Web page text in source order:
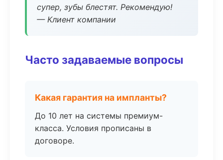
супер, зубы блестят. Рекомендую!
— Клиент компании
Часто задаваемые вопросы
Какая гарантия на импланты?
До 10 лет на системы премиум-
класса. Условия прописаны в
договоре.